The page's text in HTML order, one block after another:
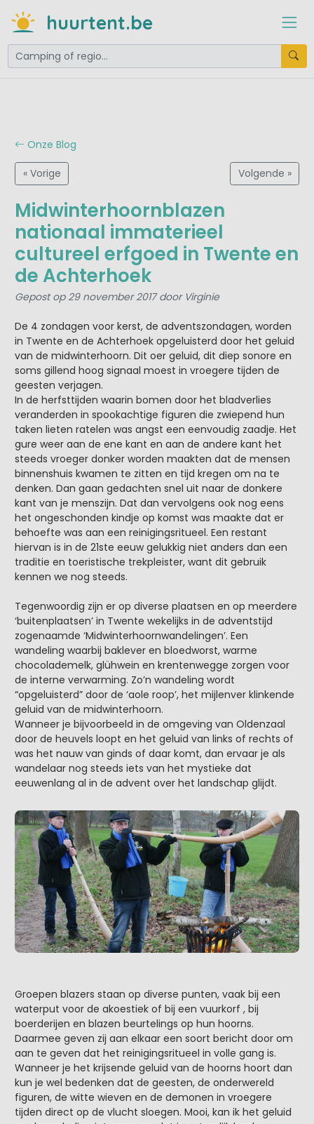
huurtent.be
Onze Blog
« Vorige Volgende »
Midwinterhoornblazen
nationaal immaterieel
cultureel erfgoed in Twente en
de Achterhoek
Gepost op 29 november 2017 door Virginie
De 4 zondagen voor kerst, de adventszondagen, worden
in Twente en de Achterhoek opgeluisterd door het geluid
van de midwinterhoorn. Dit oer geluid, dit diep sonore en
soms gillend hoog signaal moest in vroegere tijden de
geesten verjagen.
In de herfsttijden waarin bomen door het bladverlies
veranderden in spookachtige figuren die zwiepend hun
taken lieten ratelen was angst een eenvoudig zaadje. Het
gure weer aan de ene kant en aan de andere kant het
steeds vroeger donker worden maakten dat de mensen
binnenshuis kwamen te zitten en tijd kregen om na te
denken. Dan gaan gedachten snel uit naar de donkere
kant van je menszijn. Dat dan vervolgens ook nog eens
het ongeschonden kindje op komst was maakte dat er
behoefte was aan een reinigingsritueel. Een restant
hiervan is in de 21ste eeuw gelukkig niet anders dan een
traditie en toeristische trekpleister, want dit gebruik
kennen we nog steeds.
Tegenwoordig zijn er op diverse plaatsen en op meerdere
‘buitenplaatsen’ in Twente wekelijks in de adventstijd
zogenaamde ‘Midwinterhoornwandelingen’. Een
wandeling waarbij baklever en bloedworst, warme
chocolademelk, glühwein en krentenwegge zorgen voor
de interne verwarming. Zo’n wandeling wordt
“opgeluisterd” door de ‘aole roop’, het mijlenver klinkende
geluid van de midwinterhoorn.
Wanneer je bijvoorbeeld in de omgeving van Oldenzaal
door de heuvels loopt en het geluid van links of rechts of
was het nauw van ginds of daar komt, dan ervaar je als
wandelaar nog steeds iets van het mystieke dat
eeuwenlang al in de advent over het landschap glijdt.
Groepen blazers staan op diverse punten, vaak bij een
waterput voor de akoestiek of bij een vuurkorf , bij
boerderijen en blazen beurtelings op hun hoorns.
Daarmee geven zij aan elkaar een soort bericht door om
aan te geven dat het reinigingsritueel in volle gang is.
Wanneer je het krijsende geluid van de hoorns hoort dan
kun je wel bedenken dat de geesten, de onderwereld
figuren, de witte wieven en de demonen in vroegere
tijden direct op de vlucht sloegen. Mooi, kan ik het geluid